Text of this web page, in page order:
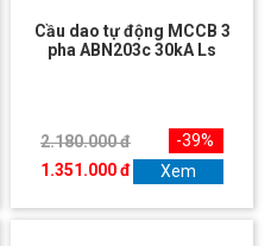
Cầu dao tự động MCCB 3
pha ABN203c 30kA Ls
2.180.000 đ
1.351.000 đ
-39%
Xem